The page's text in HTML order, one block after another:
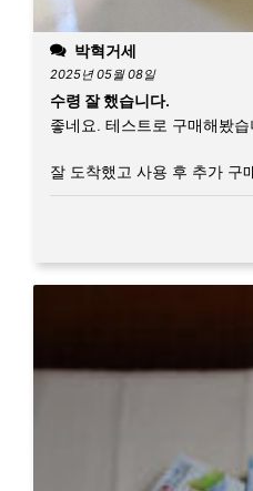
박혁거세
2025년 05월 08일
수령 잘 했습니다.
좋네요. 테스트로 구매해봤습
잘 도착했고 사용 후 추가 구